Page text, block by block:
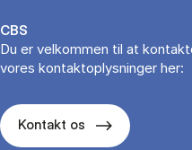
CBS
Du er velkommen til at
vores kontaktoplysninger her:
Kontakt os